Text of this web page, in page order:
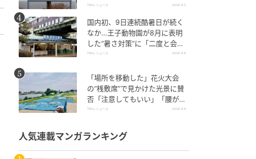
的」「他地域にも広げて」
TRILL ニュース 2026.8.5
国内初、9日連続酷暑日が続く
なか…王子動物園が8月に表明
した“暑さ対策”に「二度と会え
なくなるよりずっといい」
TRILL ニュース 2026.8.6
「場所を移動した」花火大会
の“桟敷席”で見かけた光景に賛
否「注意してもいい」「腰が痛
くなるので」
TRILL ニュース 2026.8.6
人気連載マンガランキング